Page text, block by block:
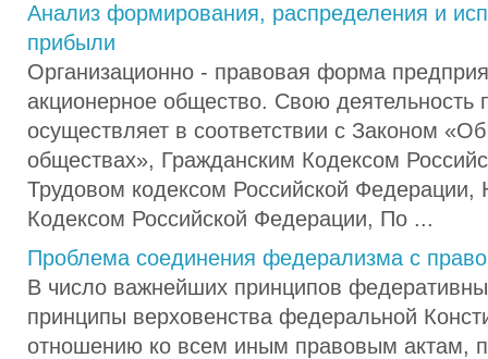
Анализ формирования, распределения и
прибыли
Организационно - правовая форма
акционерное общество. Свою деятельность
осуществляет в соответствии с Законом
обществах», Гражданским Кодексом
Трудовом кодексом Российской Федерации,
Кодексом Российской Федерации, По ...
Проблема соединения федерализма с
В число важнейших принципов
принципы верховенства федеральной
отношению ко всем иным правовым актам,